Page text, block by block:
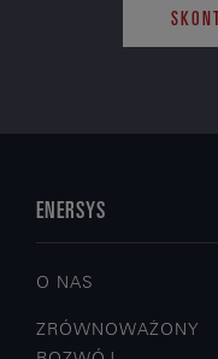
ENERSYS
O NAS
ZRÓWNOWAŻONY